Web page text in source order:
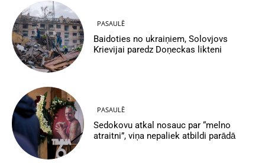
PASAULĒ
Baidoties no ukraiņiem, Solovjovs
Krievijai paredz Doņeckas likteni
PASAULĒ
Sedokovu atkal nosauc par “melno
atraitni”, viņa nepaliek atbildi parādā